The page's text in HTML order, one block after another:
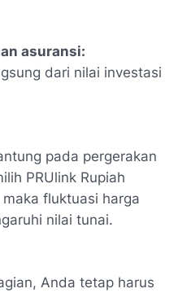
asuransi:
dari nilai investasi
pada pergerakan
PRUlink Rupiah
fluktuasi harga
nilai tunai.
Anda tetap harus